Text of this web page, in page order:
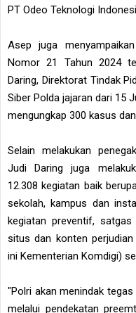
PT Odeo Teknologi
Asep juga
Nomor 21 Tahun 2024
Daring, Direktorat Tindak
Siber Polda jajaran dari 15
mengungkap 300 kasus
Selain melakukan
Judi Daring juga
12.308 kegiatan baik
sekolah, kampus dan
kegiatan preventif,
situs dan konten
ini Kementerian Komdigi)
"Polri akan menindak
melalui pendekatan